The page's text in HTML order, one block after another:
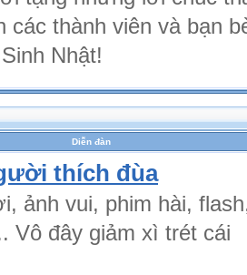
các thành viên và bạn
Nhật!
Diễn đàn
thích đùa
ảnh vui, phim hài,
Vô đây giảm xì trét cái